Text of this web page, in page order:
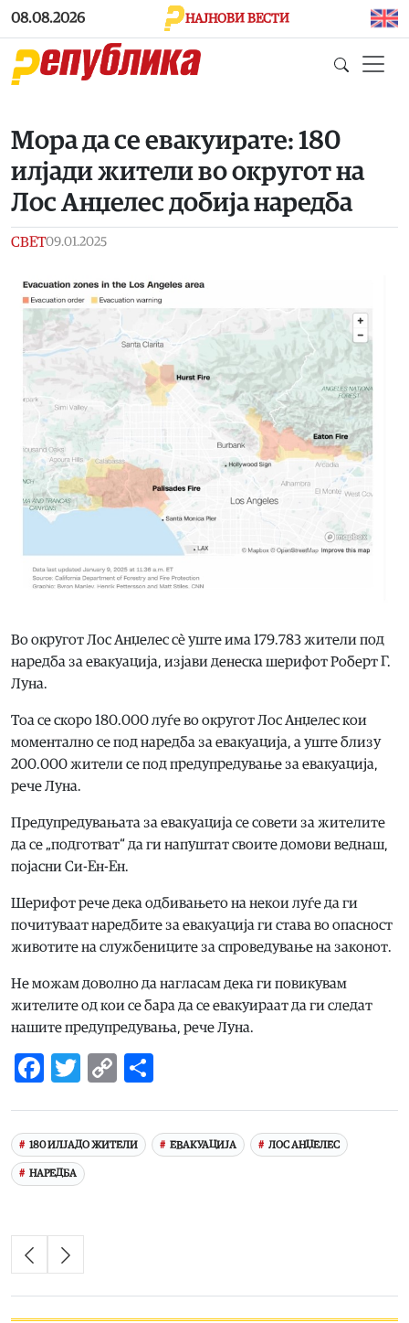
Skip to main content
08.08.2026 НАЈНОВИ ВЕСТИ
Мора да се евакуирате: 180
илјади жители во округот на
Лос Анџелес добија наредба
СВЕТ09.01.2025
Во округот Лос Анџелес сè уште има 179.783 жители под
наредба за евакуација, изјави денеска шерифот Роберт Г.
Луна.
Тоа се скоро 180.000 луѓе во округот Лос Анџелес кои
моментално се под наредба за евакуација, а уште близу
200.000 жители се под предупредување за евакуација,
рече Луна.
Предупредувањата за евакуација се совети за жителите
да се „подготват“ да ги напуштат своите домови веднаш,
појасни Си-Ен-Ен.
Шерифот рече дека одбивањето на некои луѓе да ги
почитуваат наредбите за евакуација ги става во опасност
животите на службениците за спроведување на законот.
Не можам доволно да нагласам дека ги повикувам
жителите од кои се бара да се евакуираат да ги следат
нашите предупредувања, рече Луна.
Facebook
Twitter
Copy
180 ИЛЈАДО ЖИТЕЛИ ЕВАКУАЦИЈА ЛОС АНЏЕЛЕС
НАРЕДБА